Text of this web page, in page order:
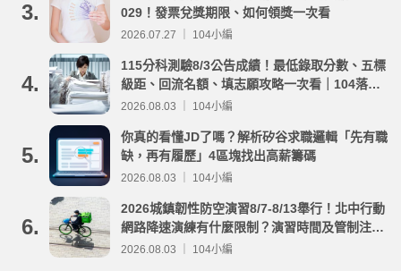
3.
029！發票兌獎期限、如何領獎一次看
2026.07.27 ｜ 104小編
4.
115分科測驗8/3公告成績！最低錄取分數、五標
級距、回流名額、填志願攻略一次看｜104落點
分析
2026.08.03 ｜ 104小編
5.
你真的看懂JD了嗎？解析矽谷求職邏輯「先有職
缺，再有履歷」4區塊找出高薪籌碼
2026.08.03 ｜ 104小編
6.
2026城鎮韌性防空演習8/7-8/13舉行！北中行動
網路降速演練有什麼限制？演習時間及管制注意
事項整理
2026.08.03 ｜ 104小編